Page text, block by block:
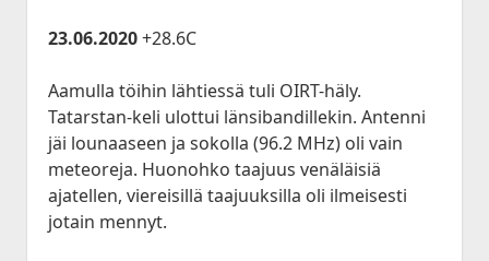
Kesä 2010
Kaudet 2009 – 2000
open
dropdown
menu
Kesä 2009
NDB Logs by JJH
Dacha FM (last 365 days)
Bandscan Dacha 2001-2025 (JMN)
OG6M FM (last 365 days)
23.06.2020+28.6C
Aamulla töihin lähtiessä tuli OIRT-häly.
Tatarstan-keli ulottui länsibandillekin. Antenni
jäi lounaaseen ja sokolla (96.2 MHz) oli vain
meteoreja. Huonohko taajuus venäläisiä
ajatellen, viereisillä taajuuksilla oli ilmeisesti
jotain mennyt.